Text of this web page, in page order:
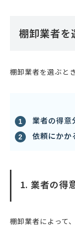
棚卸業者を
棚卸業者を選ぶと
業者の得意
依頼にかか
1. 業者の得
棚卸業者によって